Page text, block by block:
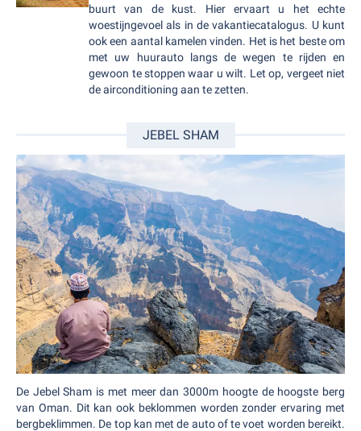
buurt van de kust. Hier ervaart u het echte
woestijngevoel als in de vakantiecatalogus. U kunt
ook een aantal kamelen vinden. Het is het beste om
met uw huurauto langs de wegen te rijden en
gewoon te stoppen waar u wilt. Let op, vergeet niet
de airconditioning aan te zetten.
JEBEL SHAM
De Jebel Sham is met meer dan 3000m hoogte de hoogste berg
van Oman. Dit kan ook beklommen worden zonder ervaring met
bergbeklimmen. De top kan met de auto of te voet worden bereikt.